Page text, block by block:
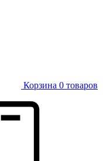
Корзина 0 товаров